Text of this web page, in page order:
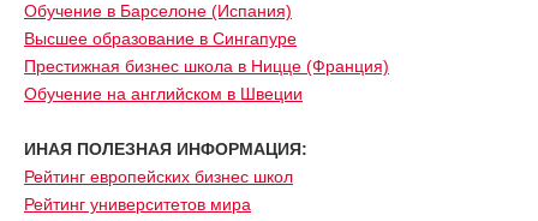
Обучение в Барселоне (Испания)
Высшее образование в Сингапуре
Престижная бизнес школа в Ницце (Франция)
Обучение на английском в Швеции
ИНАЯ ПОЛЕЗНАЯ ИНФОРМАЦИЯ:
Рейтинг европейских бизнес школ
Рейтинг университетов мира